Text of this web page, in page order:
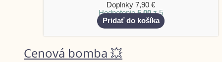
Doplnky 7,90 €
Hodnotenie5.00z 5
Pridať do košíka
Cenová bomba 💥